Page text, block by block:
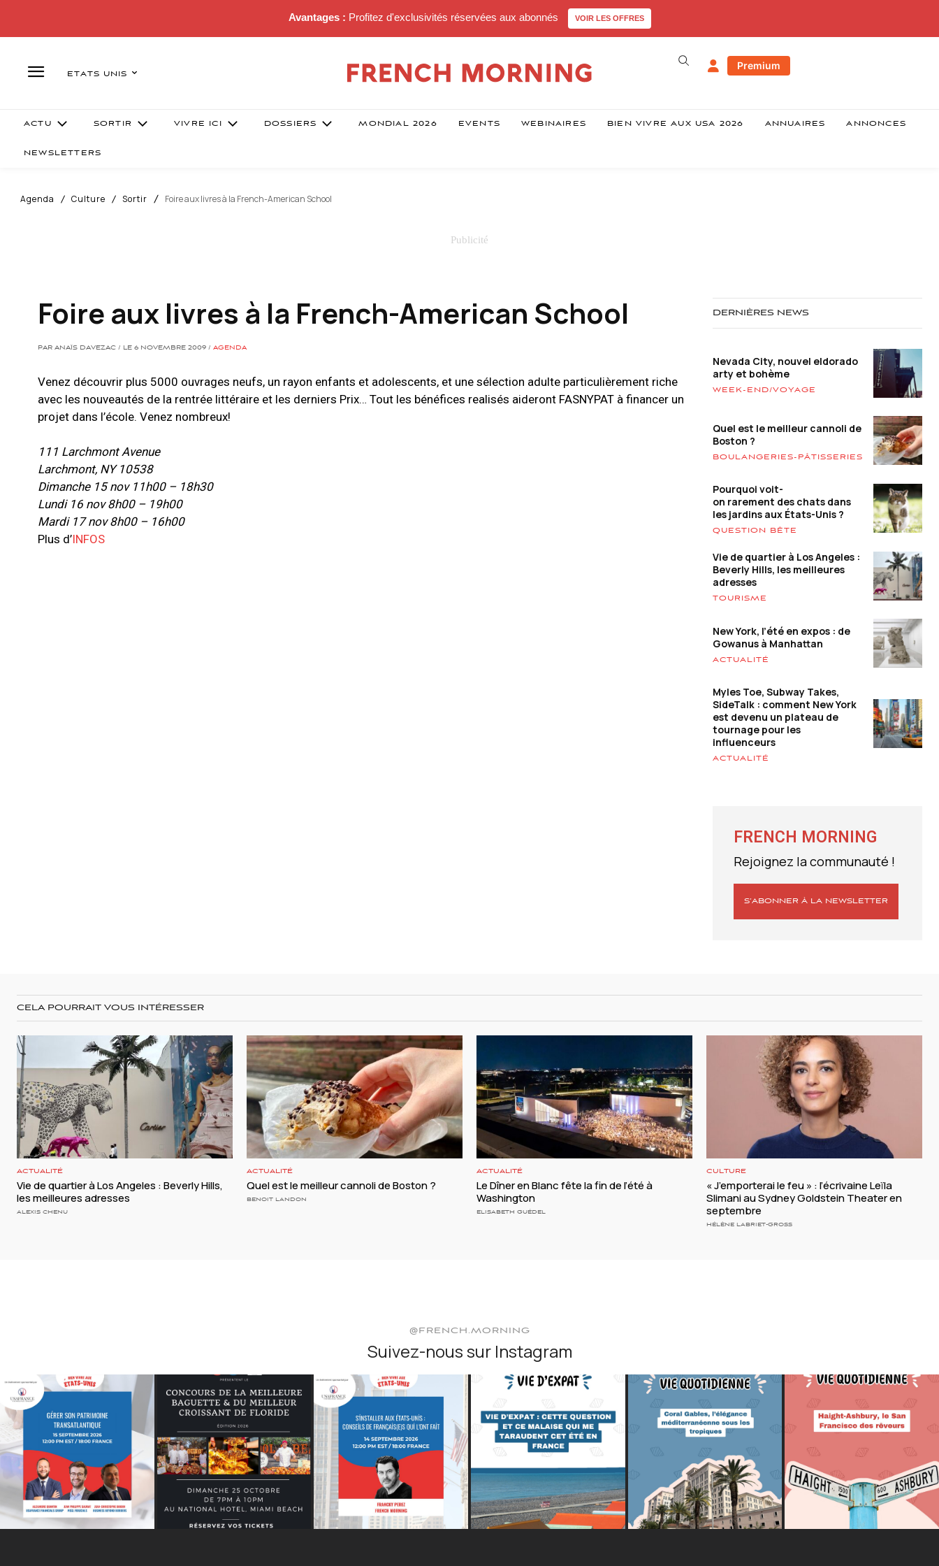
Avantages : Profitez d'exclusivités réservées aux abonnés VOIR LES OFFRES
ETATS UNIS
Premium
ACTU SORTIR VIVRE ICI DOSSIERS MONDIAL 2026 EVENTS WEBINAIRES BIEN VIVRE AUX USA 2026 ANNUAIRES ANNONCES
NEWSLETTERS
Agenda Culture Sortir Foire aux livres à la French-American School
Foire aux livres à la French-American School
PAR ANAÏS DAVEZAC / LE 6 NOVEMBRE 2009 / AGENDA
Venez découvrir plus 5000 ouvrages neufs, un rayon enfants et adolescents, et une sélection adulte particulièrement riche
avec les nouveautés de la rentrée littéraire et les derniers Prix… Tout les bénéfices realisés aideront FASNYPAT à financer un
projet dans l’école. Venez nombreux!
111 Larchmont Avenue
Larchmont, NY 10538
Dimanche 15 nov 11h00 – 18h30
Lundi 16 nov 8h00 – 19h00
Mardi 17 nov 8h00 – 16h00
Plus d’INFOS
DERNIÈRES NEWS
Nevada City, nouvel eldorado
arty et bohème
WEEK-END/VOYAGE
Quel est le meilleur cannoli de
Boston ?
BOULANGERIES-PÂTISSERIES
Pourquoi voit-
on rarement des chats dans
les jardins aux États-Unis ?
QUESTION BÊTE
Vie de quartier à Los Angeles :
Beverly Hills, les meilleures
adresses
TOURISME
New York, l’été en expos : de
Gowanus à Manhattan
ACTUALITÉ
Myles Toe, Subway Takes,
SideTalk : comment New York
est devenu un plateau de
tournage pour les
influenceurs
ACTUALITÉ
FRENCH MORNING
Rejoignez la communauté !
S’ABONNER À LA NEWSLETTER
CELA POURRAIT VOUS INTÉRESSER
ACTUALITÉ
Vie de quartier à Los Angeles : Beverly Hills,
les meilleures adresses
ALEXIS CHENU
ACTUALITÉ
Quel est le meilleur cannoli de Boston ?
BENOIT LANDON
ACTUALITÉ
Le Dîner en Blanc fête la fin de l’été à
Washington
ELISABETH GUÉDEL
CULTURE
« J’emporterai le feu » : l’écrivaine Leïla
Slimani au Sydney Goldstein Theater en
septembre
HÉLÈNE LABRIET-GROSS
@FRENCH.MORNING
Suivez-nous sur Instagram